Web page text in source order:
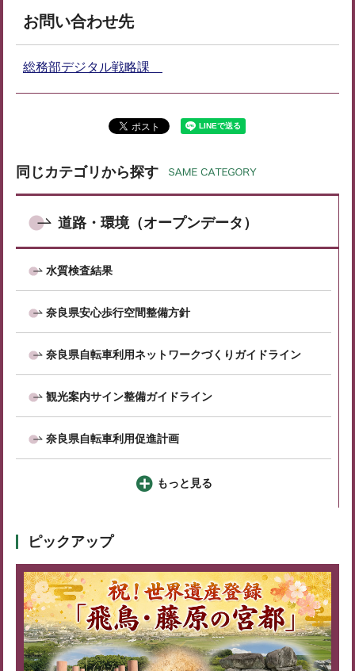
お問い合わせ先
総務部デジタル戦略課
同じカテゴリから探す
道路・環境（オープンデータ）
水質検査結果
奈良県安心歩行空間整備方針
奈良県自転車利用ネットワークづくりガイドライン
観光案内サイン整備ガイドライン
奈良県自転車利用促進計画
もっと見る
ピックアップ